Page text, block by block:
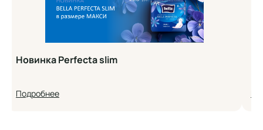
Новинка Perfecta slim
Подробнее